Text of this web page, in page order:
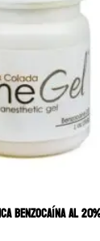
BENZOCAÍNA AL 20%